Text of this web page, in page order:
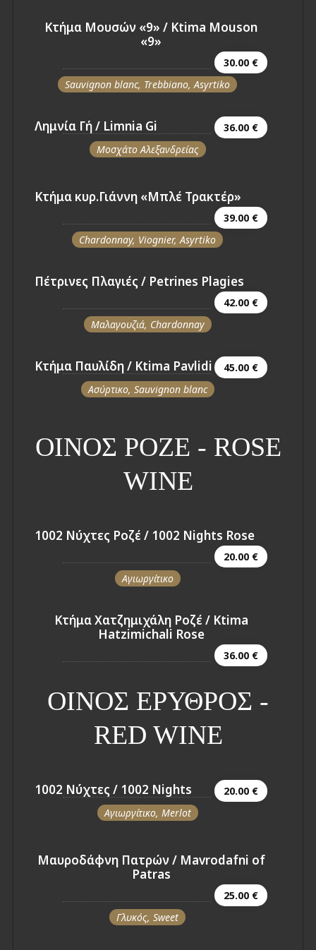
Κτήμα Μουσών «9» / Ktima Mouson
«9»
30.00 €
Sauvignon blanc, Trebbiano, Asyrtiko
Λημνία Γή / Limnia Gi
36.00 €
Μοσχάτο Αλεξανδρείας
Κτήμα κυρ.Γιάννη «Μπλέ Τρακτέρ»
39.00 €
Chardonnay, Viognier, Asyrtiko
Πέτρινες Πλαγιές / Petrines Plagies
42.00 €
Μαλαγουζιά, Chardonnay
Κτήμα Παυλίδη / Ktima Pavlidi
45.00 €
Ασύρτικο, Sauvignon blanc
ΟΙΝΟΣ ΡΟΖΕ - ROSE
WINE
1002 Νύχτες Ροζέ / 1002 Nights Rose
20.00 €
Αγιωργίτικο
Κτήμα Χατζημιχάλη Ροζέ / Ktima
Hatzimichali Rose
36.00 €
ΟΙΝΟΣ ΕΡΥΘΡΟΣ -
RED WINE
1002 Νύχτες / 1002 Nights
20.00 €
Αγιωργίτικο, Merlot
Μαυροδάφνη Πατρών / Mavrodafni of
Patras
25.00 €
Γλυκός, Sweet